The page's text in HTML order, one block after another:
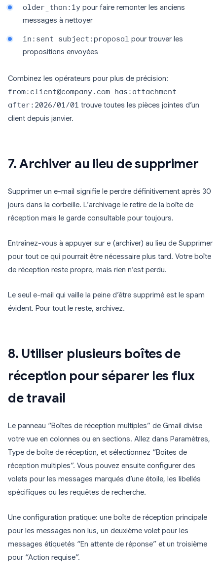
older_than:1y pour faire remonter les anciens
messages à nettoyer
in:sent subject:proposal pour trouver les
propositions envoyées
Combinez les opérateurs pour plus de précision:
from:client@company.com has:attachment
after:2026/01/01 trouve toutes les pièces jointes d’un
client depuis janvier.
7. Archiver au lieu de supprimer
Supprimer un e-mail signifie le perdre définitivement après 30
jours dans la corbeille. L’archivage le retire de la boîte de
réception mais le garde consultable pour toujours.
Entraînez-vous à appuyer sur e (archiver) au lieu de Supprimer
pour tout ce qui pourrait être nécessaire plus tard. Votre boîte
de réception reste propre, mais rien n’est perdu.
Le seul e-mail qui vaille la peine d’être supprimé est le spam
évident. Pour tout le reste, archivez.
8. Utiliser plusieurs boîtes de
réception pour séparer les flux
de travail
Le panneau “Boîtes de réception multiples” de Gmail divise
votre vue en colonnes ou en sections. Allez dans Paramètres,
Type de boîte de réception, et sélectionnez “Boîtes de
réception multiples”. Vous pouvez ensuite configurer des
volets pour les messages marqués d’une étoile, les libellés
spécifiques ou les requêtes de recherche.
Une configuration pratique: une boîte de réception principale
pour les messages non lus, un deuxième volet pour les
messages étiquetés “En attente de réponse” et un troisième
pour “Action requise”.